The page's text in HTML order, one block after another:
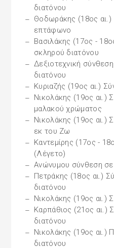
διατόνου
Θοδωράκης (18ος αι.)
επτάφωνο
Βασιλάκης (17ος -
σκληρού διατόνου
Δεξιοτεχνική
διατόνου
Κυριαζής (19ος αι.)
Νικολάκης (19ος αι.)
μαλακού χρώματος
Νικολάκης (19ος αι.)
εκ του Ζω
Καντεμίρης (17ος -
(Λέγετο)
Ανώνυμου σύνθεση
Πετράκης (18ος αι.)
διατόνου
Νικολάκης (19ος αι.)
Καρπάθιος (21ος αι.)
διατόνου
Νικολάκης (19ος αι.)
διατόνου